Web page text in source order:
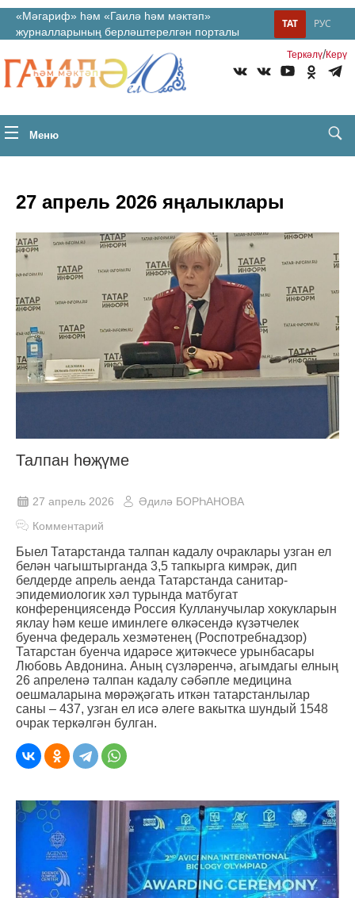
«Мәгариф» һәм «Гаилә һәм мәктәп»
журналларының берләштерелгән порталы
РУС
ТАТ
Теркəлү/Керү
Меню
27 апрель 2026 яңалыклары
Талпан һөҗүме
27 апрель 2026
Әдилә БОРҺАНОВА
Комментарий
Быел Татарстанда талпан кадалу очраклары узган ел
белән чагыштырганда 3,5 тапкырга кимрәк, дип
белдерде апрель аенда Татарстанда санитар-
эпидемиологик хәл турында матбугат
конференциясендә Россия Кулланучылар хокукларын
яклау һәм кеше иминлеге өлкәсендә күзәтчелек
буенча федераль хезмәтенең (Роспотребнадзор)
Татарстан буенча идарәсе җитәкчесе урынбасары
Любовь Авдонина. Аның сүзләренчә, агымдагы елның
26 апреленә талпан кадалу сәбәпле медицина
оешмаларына мөрәҗәгать иткән татарстанлылар
саны ‒ 437, узган ел исә әлеге вакытка шундый 1548
очрак теркәлгән булган.